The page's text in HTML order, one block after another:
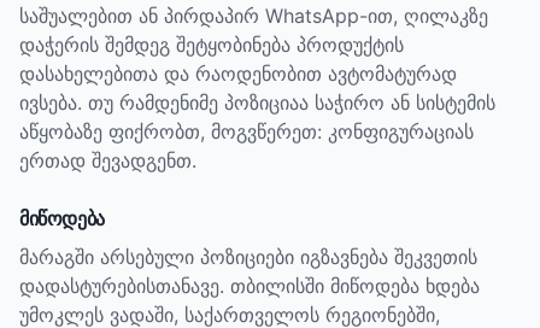
საშუალებით ან პირდაპირ WhatsApp-ით, ღილაკზე
დაჭერის შემდეგ შეტყობინება პროდუქტის
დასახელებითა და რაოდენობით ავტომატურად
ივსება. თუ რამდენიმე პოზიციაა საჭირო ან სისტემის
აწყობაზე ფიქრობთ, მოგვწერეთ: კონფიგურაციას
ერთად შევადგენთ.
მიწოდება
მარაგში არსებული პოზიციები იგზავნება შეკვეთის
დადასტურებისთანავე. თბილისში მიწოდება ხდება
უმოკლეს ვადაში, საქართველოს რეგიონებში,